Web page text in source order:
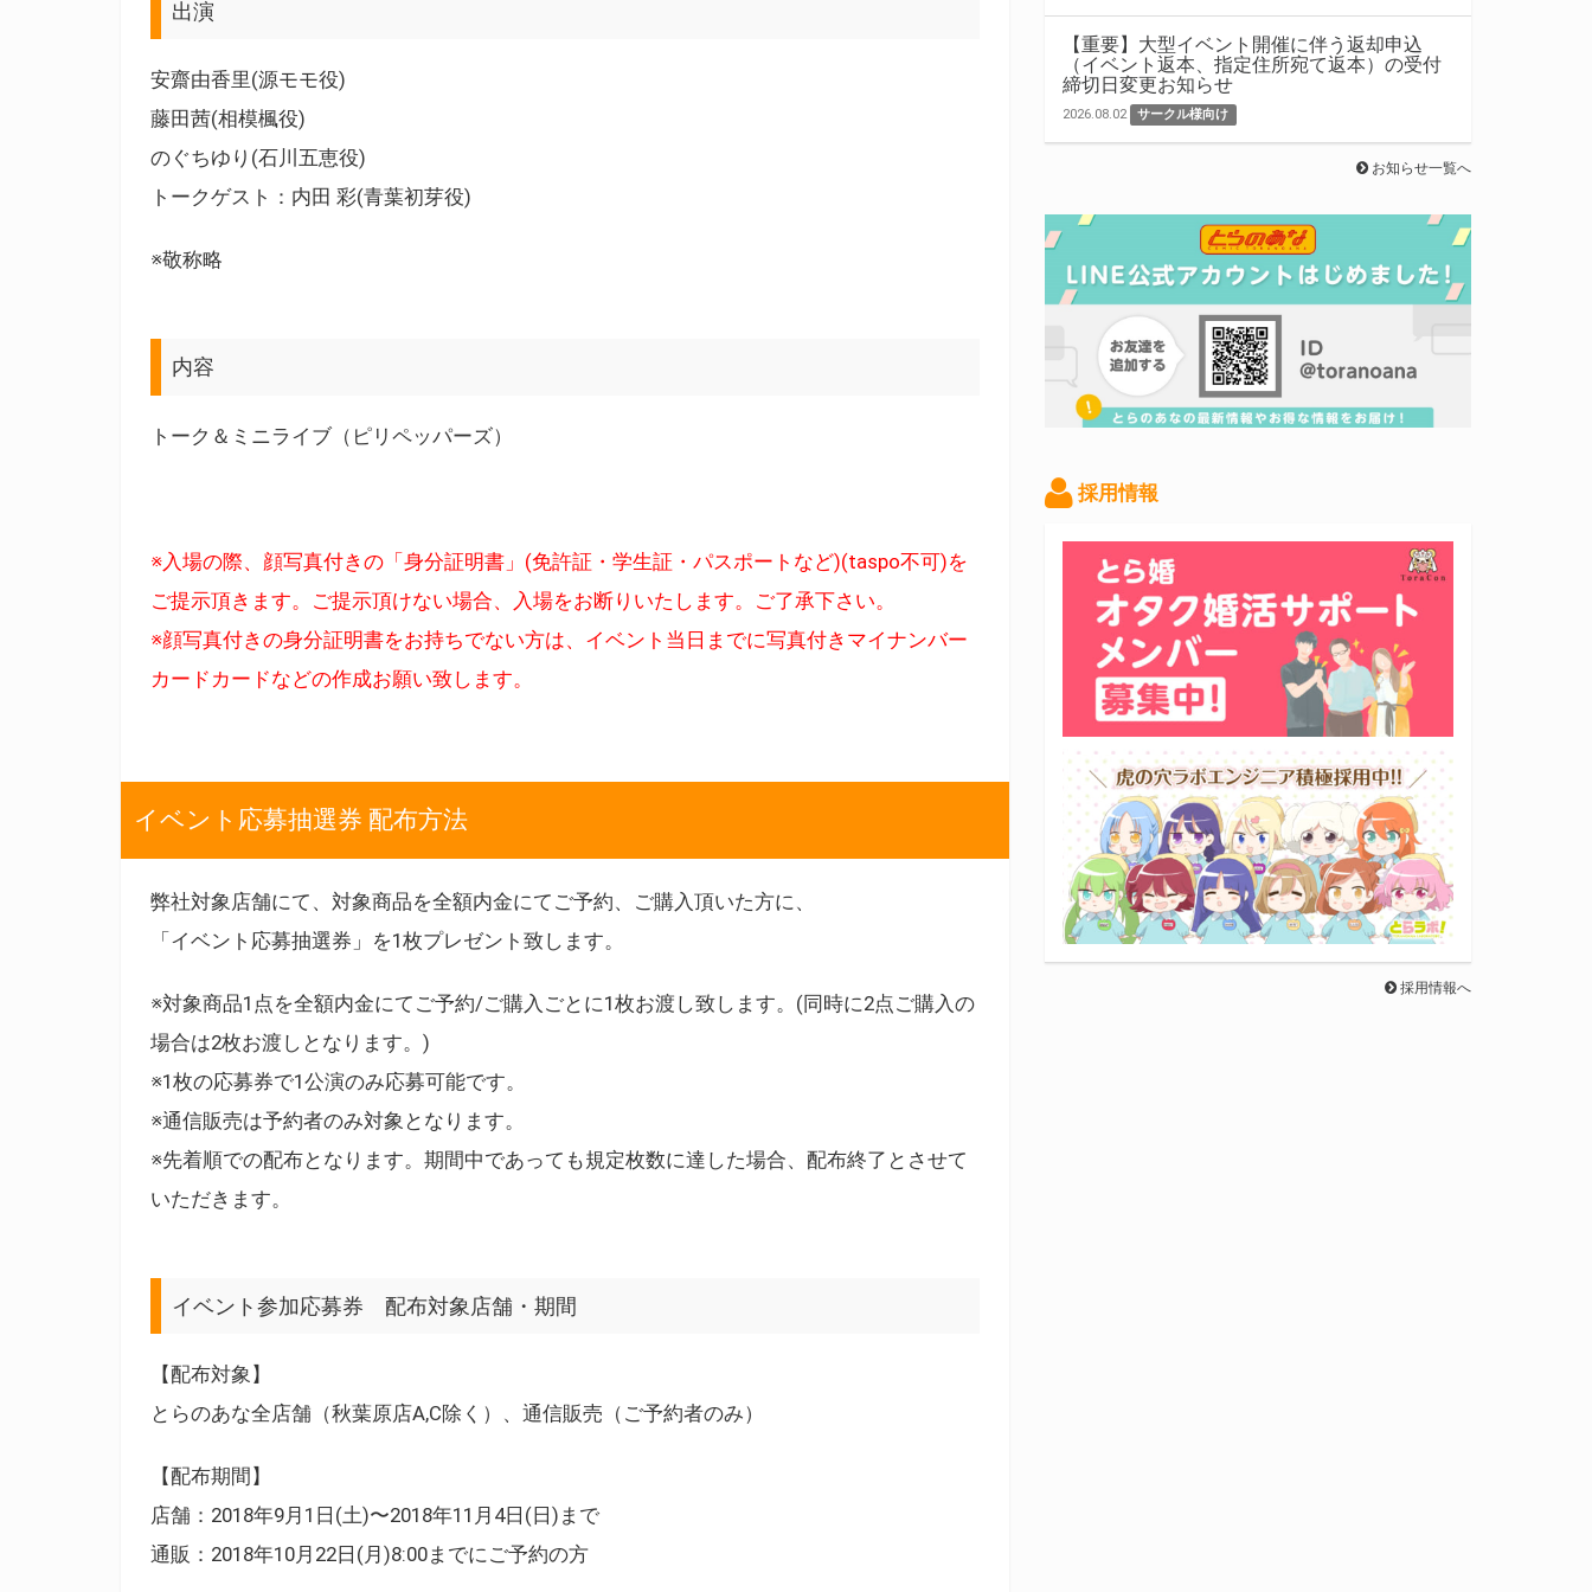
出演
安齋由香里(源モモ役)
藤田茜(相模楓役)
のぐちゆり(石川五恵役)
トークゲスト：内田 彩(青葉初芽役)
※敬称略
内容
トーク＆ミニライブ（ピリペッパーズ）
※入場の際、顔写真付きの「身分証明書」(免許証・学生証・パスポートなど)(taspo不可)を
ご提示頂きます。ご提示頂けない場合、入場をお断りいたします。ご了承下さい。
※顔写真付きの身分証明書をお持ちでない方は、イベント当日までに写真付きマイナンバー
カードカードなどの作成お願い致します。
イベント応募抽選券 配布方法
弊社対象店舗にて、対象商品を全額内金にてご予約、ご購入頂いた方に、
「イベント応募抽選券」を1枚プレゼント致します。
※対象商品1点を全額内金にてご予約/ご購入ごとに1枚お渡し致します。(同時に2点ご購入の
場合は2枚お渡しとなります。)
※1枚の応募券で1公演のみ応募可能です。
※通信販売は予約者のみ対象となります。
※先着順での配布となります。期間中であっても規定枚数に達した場合、配布終了とさせて
いただきます。
イベント参加応募券 配布対象店舗・期間
【配布対象】
とらのあな全店舗（秋葉原店A,C除く）、通信販売（ご予約者のみ）
【配布期間】
店舗：2018年9月1日(土)〜2018年11月4日(日)まで
通販：2018年10月22日(月)8:00までにご予約の方
【重要】大型イベント開催に伴う返却申込
（イベント返本、指定住所宛て返本）の受付
締切日変更お知らせ
2026.08.02 サークル様向け
お知らせ一覧へ
採用情報
採用情報へ